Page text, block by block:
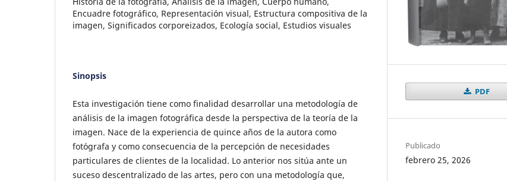
Encuadre fotográfico, Representación visual, Estructura compositiva de la
imagen, Significados corporeizados, Ecología social, Estudios visuales
Sinopsis
Esta investigación tiene como finalidad desarrollar una metodología de
análisis de la imagen fotográfica desde la perspectiva de la teoría de la
imagen. Nace de la experiencia de quince años de la autora como
fotógrafa y como consecuencia de la percepción de necesidades
particulares de clientes de la localidad. Lo anterior nos sitúa ante un
suceso descentralizado de las artes, pero con una metodología que,
PDF
Publicado
febrero 25, 2026